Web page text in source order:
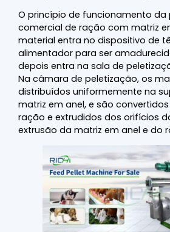
O princípio de funcionamento da
comercial de ração com matriz
material entra no dispositivo de
alimentador para ser
depois entra na sala de
Na câmara de peletização, os
distribuídos uniformemente na
matriz em anel, e são
ração e extrudidos dos orifícios
extrusão da matriz em anel e do